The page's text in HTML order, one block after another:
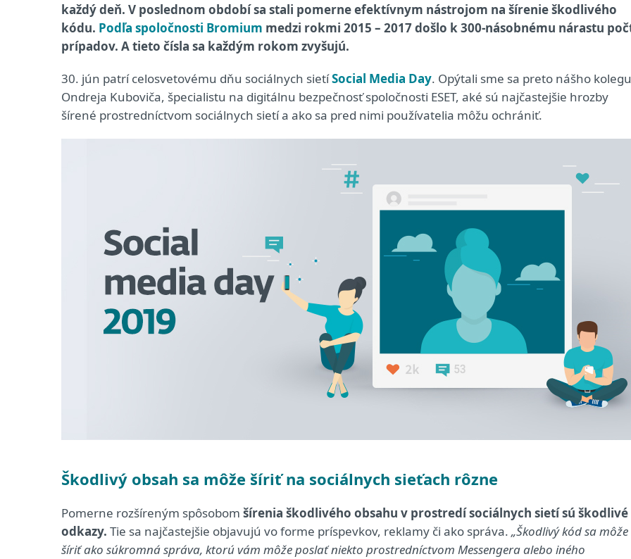
každý deň. V poslednom období sa stali pomerne efektívnym nástrojom na šírenie škodlivého
kódu. Podľa spoločnosti Bromium medzi rokmi 2015 – 2017 došlo k 300-násobnému nárastu
prípadov. A tieto čísla sa každým rokom zvyšujú.
30. jún patrí celosvetovému dňu sociálnych sietíSocial Media Day. Opýtali sme sa preto nášho
Ondreja Kuboviča, špecialistu na digitálnu bezpečnosť spoločnosti ESET, aké sú najčastejšie hrozby
šírené prostredníctvom sociálnych sietí a ako sa pred nimi používatelia môžu ochrániť.
Škodlivý obsah sa môže šíriť na sociálnych sieťach rôzne
Pomerne rozšíreným spôsobom šírenia škodlivého obsahu v prostredí sociálnych sietí sú škodlivé
odkazy. Tie sa najčastejšie objavujú vo forme príspevkov, reklamy či ako správa. „Škodlivý kód sa môže
šíriť ako súkromná správa, ktorú vám môže poslať niekto prostredníctvom Messengera alebo iného